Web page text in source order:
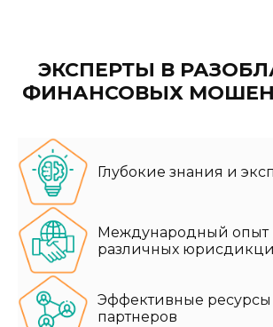
ЭКСПЕРТЫ В
ФИНАНСОВЫХ
Глубокие знания и
Международный опыт
различных
Эффективные ресурсы
партнеров